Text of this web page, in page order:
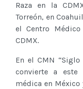
Raza en la
Torreón, en
el Centro Médico
CDMX.
En el CMN
convierte a
médica en México